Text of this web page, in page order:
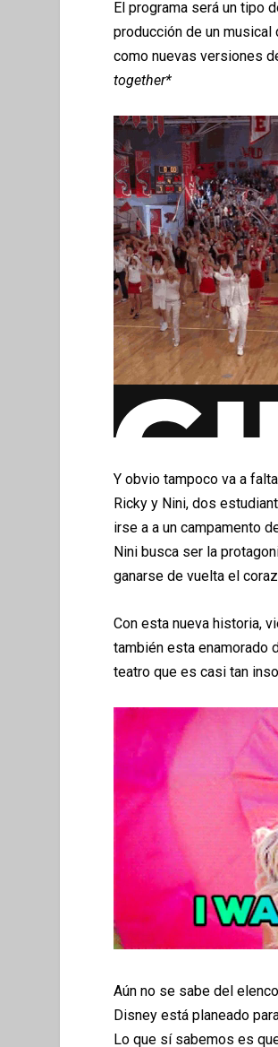
El programa seráun tipo
producción de un musical
como nuevas versiones
together*
Y obvio tampoco va a
Ricky y Nini, dos
irsea a un campamento
Nini busca ser la
ganarse de vuelta el coraz
Con esta nueva historia,
también esta enamorado
teatro que es casi tan
Aún no se sabe del
Disney estáplaneado
Lo que sí sabemos es